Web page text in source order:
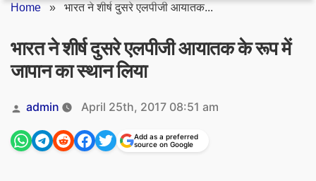
Home » भारत ने शीर्ष दुसरे एलपीजी आयातक...
भारत ने शीर्ष दुसरे एलपीजी आयातक के रूप में
जापान का स्थान लिया
Posted
by
admin April 25th, 2017 08:51 am
Add as a preferred
source on Google